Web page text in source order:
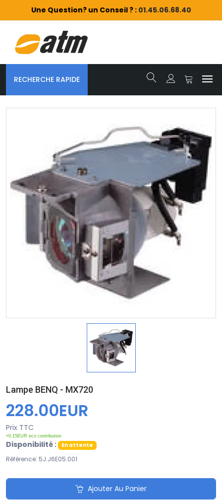
Une Question? un Conseil ? : 01.45.06.68.40
RECHERCHE RAPIDE
Lampe BENQ - MX720
228.00EUR
Prix TTC
+0.15EUR eco contribution
Disponibilité : En attente
Référence: 5J.J6E05.001
Ajouter Au Panier